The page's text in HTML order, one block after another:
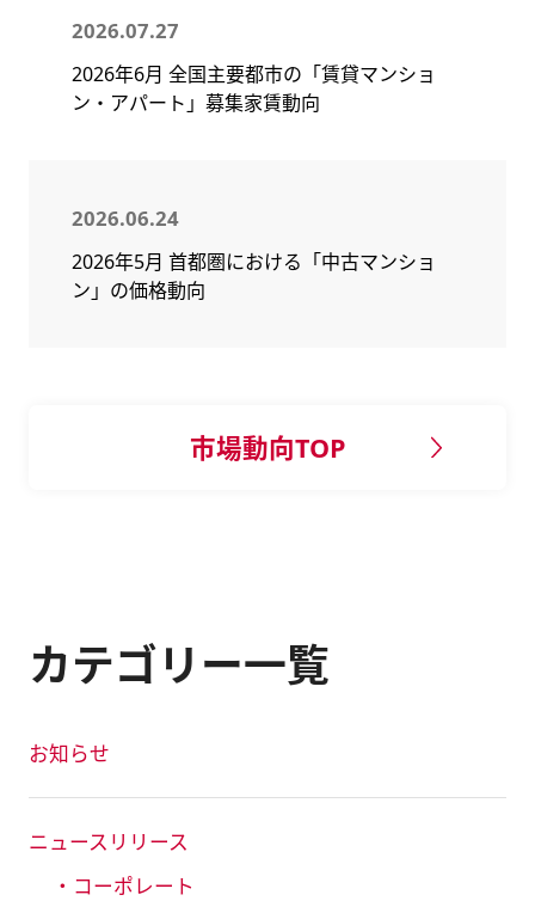
2026.07.27
2026年6月 全国主要都市の「賃貸マンショ
ン・アパート」募集家賃動向
2026.06.24
2026年5月 首都圏における「中古マンショ
ン」の価格動向
市場動向TOP
カテゴリー一覧
お知らせ
ニュースリリース
・コーポレート